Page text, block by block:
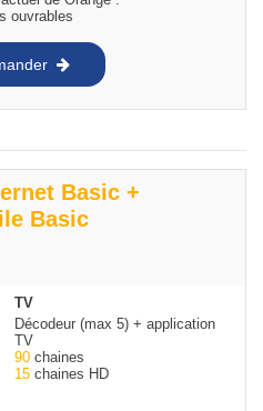
ouvrables
Basic +
Basic
TV
Décodeur (max 5) + application
TV
90 chaines
15 chaines HD